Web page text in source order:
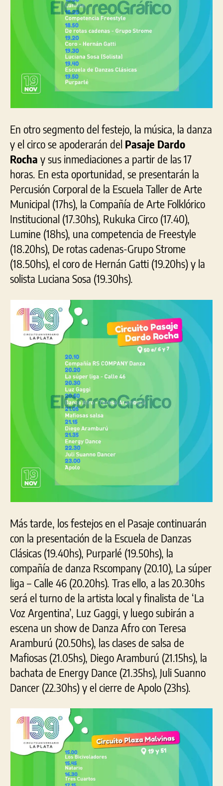
En otro segmento del festejo, la música, la danza
y el circo se apoderarán del Pasaje Dardo
Rocha y sus inmediaciones a partir de las 17
horas. En esta oportunidad, se presentarán la
Percusión Corporal de la Escuela Taller de Arte
Municipal (17hs), la Compañía de Arte Folklórico
Institucional (17.30hs), Rukuka Circo (17.40),
Lumine (18hs), una competencia de Freestyle
(18.20hs), De rotas cadenas-Grupo Strome
(18.50hs), el coro de Hernán Gatti (19.20hs) y la
solista Luciana Sosa (19.30hs).
Más tarde, los festejos en el Pasaje continuarán
con la presentación de la Escuela de Danzas
Clásicas (19.40hs), Purparlé (19.50hs), la
compañía de danza Rscompany (20.10), La súper
liga – Calle 46 (20.20hs). Tras ello, a las 20.30hs
será el turno de la artista local y finalista de ‘La
Voz Argentina’, Luz Gaggi, y luego subirán a
escena un show de Danza Afro con Teresa
Aramburú (20.50hs), las clases de salsa de
Mafiosas (21.05hs), Diego Aramburú (21.15hs), la
bachata de Energy Dance (21.35hs), Juli Suanno
Dancer (22.30hs) y el cierre de Apolo (23hs).